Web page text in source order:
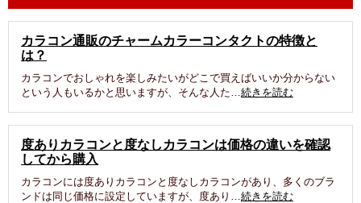
カラコン通販のチャームカラーコンタクトの特徴と
は？
カラコンでおしゃれを楽しみたいがどこで買えばいいか分からない
という人もいるかと思いますが、そんな人た…続きを読む
度ありカラコンと度なしカラコンは価格の違いを確認
してから購入
カラコンには度ありカラコンと度なしカラコンがあり、多くのブラ
ンドは同じ価格に設定していますが、度あり…続きを読む